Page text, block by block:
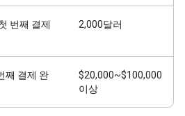
번째 결제
2,000달러
째 결제 완
$20,000~$100,000
이상